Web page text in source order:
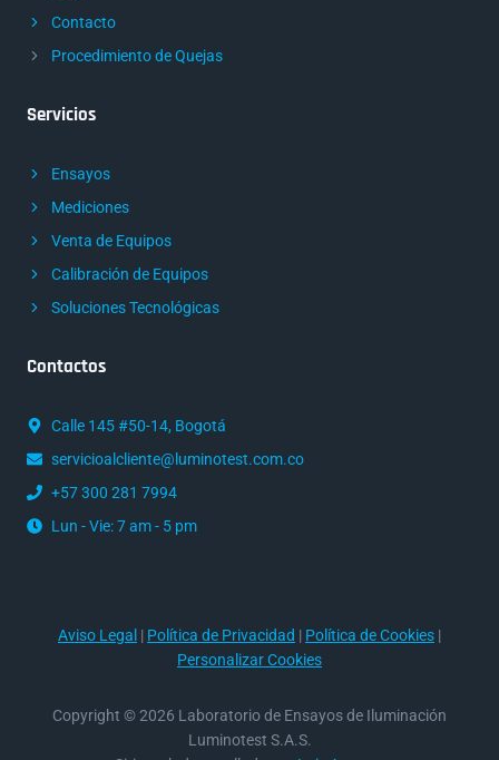
Contacto
Procedimiento de Quejas
Servicios
Ensayos
Mediciones
Venta de Equipos
Calibración de Equipos
Soluciones Tecnológicas
Contactos
Calle 145 #50-14, Bogotá
servicioalcliente@luminotest.com.co
+57 300 281 7994
Lun - Vie: 7 am - 5 pm
Aviso Legal | Política de Privacidad | Política de Cookies |
Personalizar Cookies
Copyright © 2026 Laboratorio de Ensayos de Iluminación
Luminotest S.A.S.